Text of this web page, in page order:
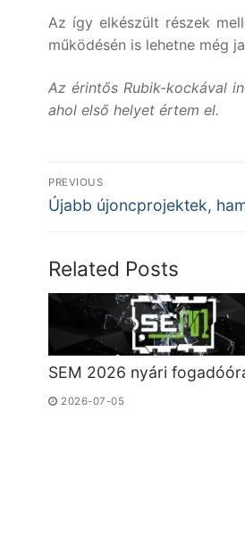
Az így elkészült részek
működésén is lehetne még
Az érintős Rubik-kockával
ahol első helyet értem el.
Bejegyzés
navigáció
PREVIOUS
Previous
Újabb újoncprojektek,
Related Posts
SEM 2026 nyári
2026-07-05